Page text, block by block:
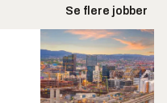
Se flere jobber